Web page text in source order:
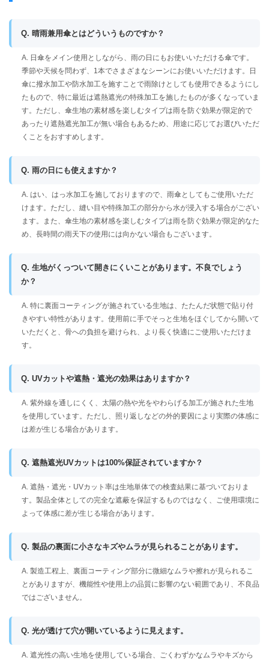
Q. 晴雨兼用傘とはどういうものですか？
A. 日傘をメイン使用としながら、雨の日にもお使いいただける傘です。
季節や天候を問わず、1本でさまざまなシーンにお使いいただけます。日
傘に撥水加工や防水加工を施すことで雨除けとしても使用できるようにし
たもので、特に最近は遮熱遮光の特殊加工を施したものが多くなっていま
す。ただし、傘生地の素材感を楽しむタイプは雨を防ぐ効果が限定的で
あったり遮熱遮光加工が無い場合もあるため、用途に応じてお選びいただ
くことをおすすめします。
Q. 雨の日にも使えますか？
A. はい、はっ水加工を施しておりますので、雨傘としてもご使用いただ
けます。ただし、縫い目や特殊加工の部分から水が浸入する場合がござい
ます。また、傘生地の素材感を楽しむタイプは雨を防ぐ効果が限定的なた
め、長時間の雨天下の使用には向かない場合もございます。
Q. 生地がくっついて開きにくいことがあります。不良でしょう
か？
A. 特に裏面コーティングが施されている生地は、たたんだ状態で貼り付
きやすい特性があります。使用前に手でそっと生地をほぐしてから開いて
いただくと、骨への負担を避けられ、より長く快適にご使用いただけま
す。
Q. UVカットや遮熱・遮光の効果はありますか？
A. 紫外線を通しにくく、太陽の熱や光をやわらげる加工が施された生地
を使用しています。ただし、照り返しなどの外的要因により実際の体感に
は差が生じる場合があります。
Q. 遮熱遮光UVカットは100%保証されていますか？
A. 遮熱・遮光・UVカット率は生地単体での検査結果に基づいておりま
す。製品全体としての完全な遮蔽を保証するものではなく、ご使用環境に
よって体感に差が生じる場合があります。
Q. 製品の裏面に小さなキズやムラが見られることがあります。
A. 製造工程上、裏面コーティング部分に微細なムラや擦れが見られるこ
とがありますが、機能性や使用上の品質に影響のない範囲であり、不良品
ではございません。
Q. 光が透けて穴が開いているように見えます。
A. 遮光性の高い生地を使用している場合、ごくわずかなムラやキズから